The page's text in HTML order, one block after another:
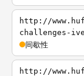
http://
challenges-
间歇性
http://